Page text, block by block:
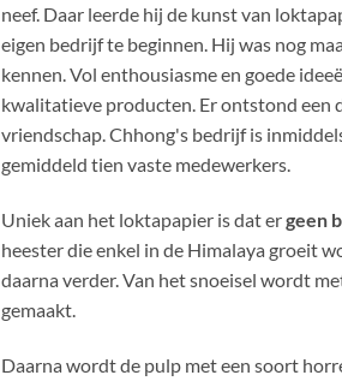
neef. Daar leerde hij de kunst van
eigen bedrijf te beginnen. Hij was nog
kennen. Vol enthousiasme en goede
kwalitatieve producten. Er ontstond een
vriendschap. Chhong's bedrijf is
gemiddeld tien vaste medewerkers.
Uniek aan het loktapapier is dat ergeen
heester die enkel in de Himalaya groeit
daarna verder. Van het snoeisel wordt
gemaakt.
Daarna wordt de pulp met een soort